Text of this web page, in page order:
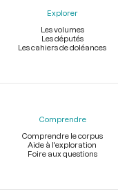
Explorer
Les volumes
Les députés
Les cahiers de doléances
Comprendre
Comprendre le corpus
Aide à l'exploration
Foire aux questions